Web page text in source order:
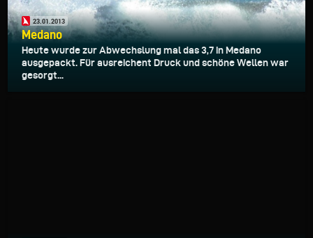
23.01.2013
Medano
Heute wurde zur Abwechslung mal das 3,7 in Medano
ausgepackt. Für ausreichent Druck und schöne Wellen war
gesorgt...